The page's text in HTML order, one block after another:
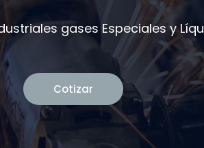
gases Especiales y
Cotizar